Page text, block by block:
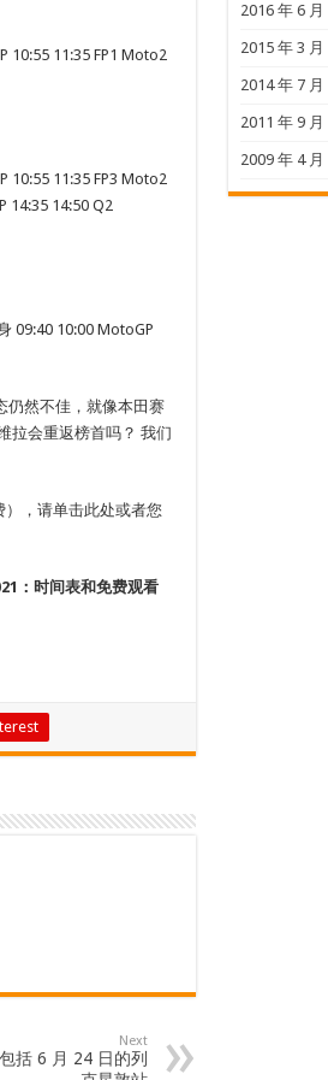
10:55 11:35 FP1 Moto2
10:55 11:35 FP3 Moto2
14:35 14:50 Q2
09:40 10:00 MotoGP
仍然不佳，就像本田赛
拉会重返榜首吗？ 我们
，请单击此处或者您
：时间表和免费观看
Next
括 6 月 24 日的列
2016 年 6 月
2015 年 3 月
2014 年 7 月
2011 年 9 月
2009 年 4 月